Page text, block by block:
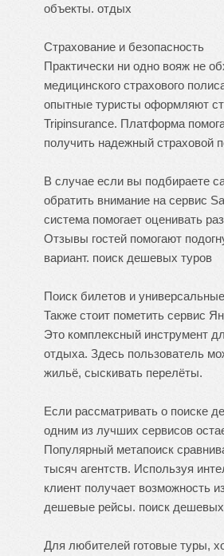
объекты. отдых
Страхование и безопасность
Практически ни одно вояж не
медицинского страхового
опытные туристы оформляют
Tripinsurance. Платформа
получить надежный страховой
В случае если вы подбираете
обратить внимание на сервис
система помогает оценивать
Отзывы гостей помогают
вариант. поиск дешевых туров
Поиск билетов и
Также стоит пометить сервис
Это комплексный инструмент
отдыха. Здесь пользователь
жильё, сыскивать перелёты.
Если рассматривать о поиске
одним из лучших сервисов
Популярный метапоиск
тысяч агентств. Используя
клиент получает возможность
дешевые рейсы. поиск
Для любителей готовые туры,